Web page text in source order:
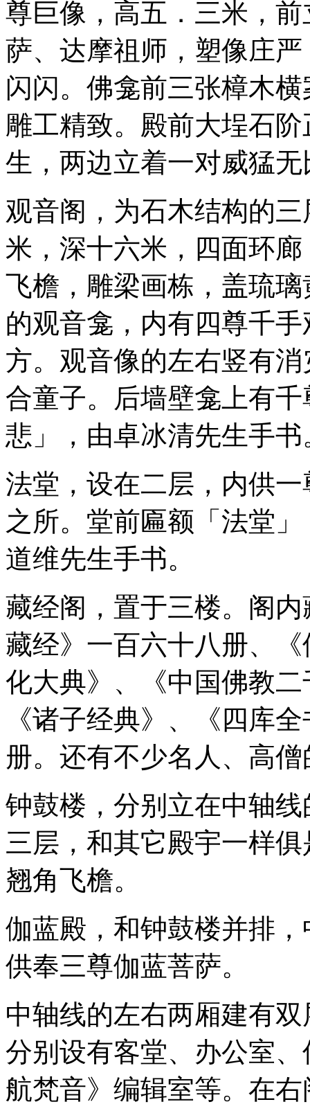
尊巨像，高五．三米，
萨、达摩祖师，塑像庄
闪闪。佛龛前三张樟木
雕工精致。殿前大埕石
生，两边立着一对威猛
观音阁，为石木结构的
米，深十六米，四面环
飞檐，雕梁画栋，盖琉
的观音龛，内有四尊千
方。观音像的左右竖有
合童子。后墙壁龛上有
悲」，由卓冰清先生手书
法堂，设在二层，内供
之所。堂前匾额「法堂
道维先生手书。
藏经阁，置于三楼。阁
藏经》一百六十八册、
化大典》、《中国佛教
《诸子经典》、《四库
册。还有不少名人、高
钟鼓楼，分别立在中轴
三层，和其它殿宇一样
翘角飞檐。
伽蓝殿，和钟鼓楼并排
供奉三尊伽蓝菩萨。
中轴线的左右两厢建有
分别设有客堂、办公室
航梵音》编辑室等。在